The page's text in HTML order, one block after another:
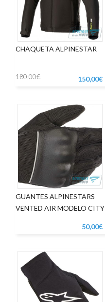
CHAQUETA ALPINESTAR
180,00€ 150,00€
GUANTES ALPINESTARS
VENTED AIR MODELO CITY
50,00€